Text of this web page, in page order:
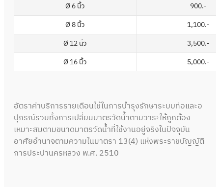
Ø 6 นิ้ว
900.-
Ø 8 นิ้ว
1,100.-
Ø 12 นิ้ว
3,500.-
Ø 16 นิ้ว
5,000.-
อัตราค่าบริการรายเดือนใช้ในการบำรุงรักษาระบบท่อและอ
ปุกรณ์รวมทั้งการเปลี่ยนมาตรวัดน้ำตามวาระให้ถูกต้อง
เหมาะสมตามขนาดมาตรวัดน้ำที่ใช้งานอยู่จริงในปัจจุบัน
อาศัยอำนาจตามความในมาตรา 13(4) แห่งพระราชบัญญัติ
การประปานครหลวง พ.ศ. 2510